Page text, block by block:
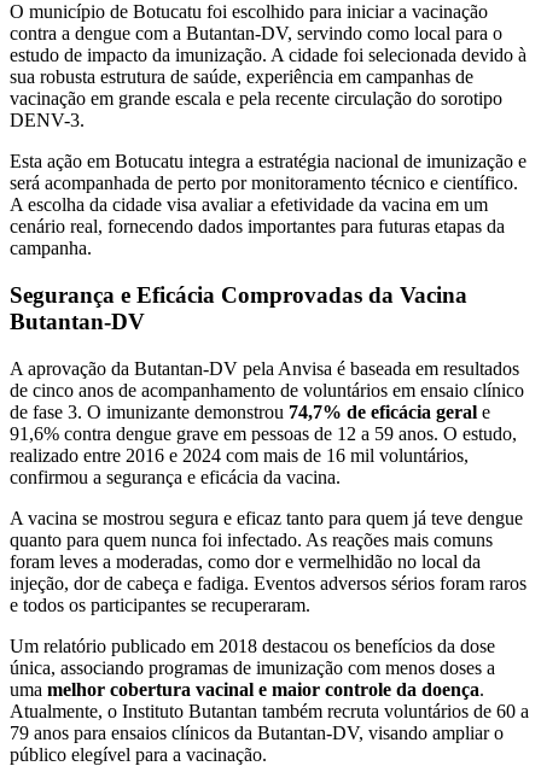
O município de Botucatu foi escolhido para iniciar a vacinação
contra a dengue com a Butantan-DV, servindo como local para o
estudo de impacto da imunização. A cidade foi selecionada devido à
sua robusta estrutura de saúde, experiência em campanhas de
vacinação em grande escala e pela recente circulação do sorotipo
DENV-3.
Esta ação em Botucatu integra a estratégia nacional de imunização e
será acompanhada de perto por monitoramento técnico e científico.
A escolha da cidade visa avaliar a efetividade da vacina em um
cenário real, fornecendo dados importantes para futuras etapas da
campanha.
Segurança e Eficácia Comprovadas da Vacina
Butantan-DV
A aprovação da Butantan-DV pela Anvisa é baseada em resultados
de cinco anos de acompanhamento de voluntários em ensaio clínico
de fase 3. O imunizante demonstrou 74,7% de eficácia geral e
91,6% contra dengue grave em pessoas de 12 a 59 anos. O estudo,
realizado entre 2016 e 2024 com mais de 16 mil voluntários,
confirmou a segurança e eficácia da vacina.
A vacina se mostrou segura e eficaz tanto para quem já teve dengue
quanto para quem nunca foi infectado. As reações mais comuns
foram leves a moderadas, como dor e vermelhidão no local da
injeção, dor de cabeça e fadiga. Eventos adversos sérios foram raros
e todos os participantes se recuperaram.
Um relatório publicado em 2018 destacou os benefícios da dose
única, associando programas de imunização com menos doses a
uma melhor cobertura vacinal e maior controle da doença.
Atualmente, o Instituto Butantan também recruta voluntários de 60 a
79 anos para ensaios clínicos da Butantan-DV, visando ampliar o
público elegível para a vacinação.